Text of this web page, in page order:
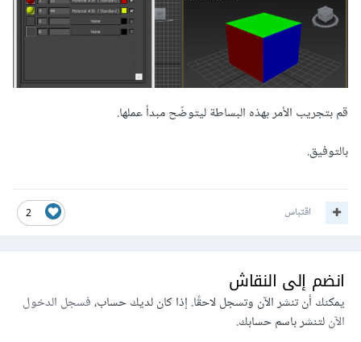
قم بتجريب الأمر بهذه البساطة ليتوضّح مبدأ عملها.
بالتوفيق.
2 اقتباس
انضم إلى النقاش
يمكنك أن تنشر الآن وتسجل لاحقًا. إذا كان لديك حساب،فسجل الدخول
الآنلتنشر باسم حسابك.